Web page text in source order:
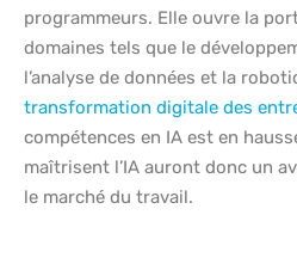
programmeurs. Elle ouvre la
domaines tels que le
l’analyse de données et la
transformation digitale des
compétences en IA est en
maîtrisent l’IA auront donc un
le marché du travail.